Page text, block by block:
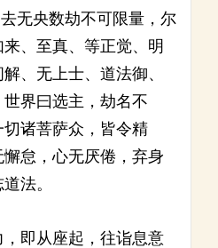
无央数劫不可限量，尔
、至真、等正觉、明
、无上士、道法御、
界曰选主，劫名不
诸菩萨众，皆令精
怠，心无厌倦，弃身
法。
即从座起，往诣息意